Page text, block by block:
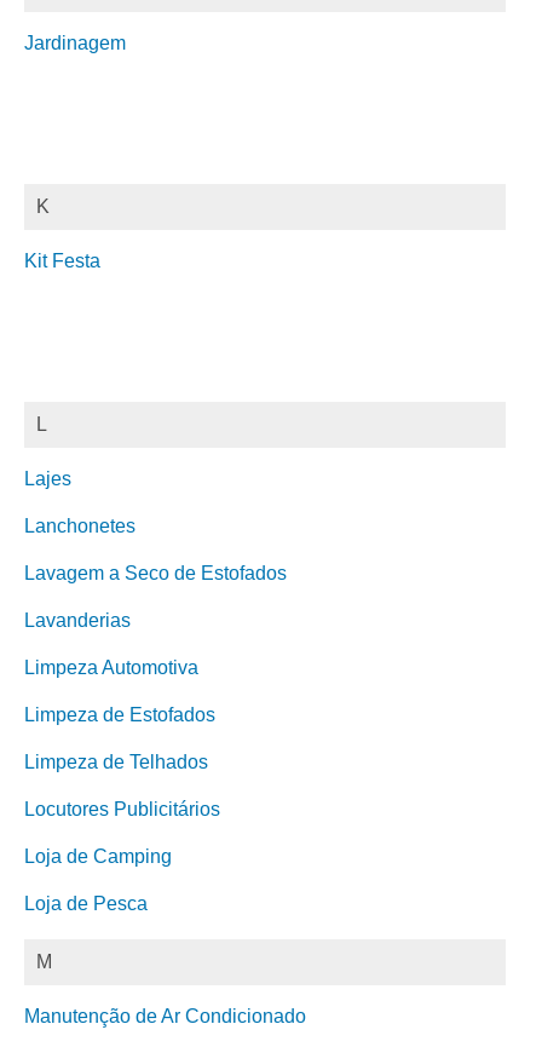
Jardinagem
K
Kit Festa
L
Lajes
Lanchonetes
Lavagem a Seco de Estofados
Lavanderias
Limpeza Automotiva
Limpeza de Estofados
Limpeza de Telhados
Locutores Publicitários
Loja de Camping
Loja de Pesca
M
Manutenção de Ar Condicionado